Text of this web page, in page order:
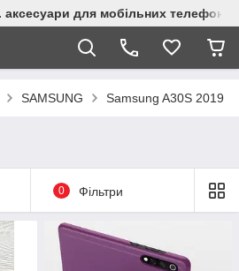
аксесуари для мобільних телефонів
SAMSUNG Samsung A30S 2019
0 Фільтри